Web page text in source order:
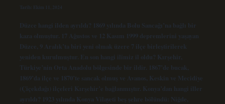
Tarih: Ekim 11, 2024
Düzce hangi ilden ayrıldı? 1869 yılında Bolu Sancağı’na bağlı bir
kaza olmuştur. 17 Ağustos ve 12 Kasım 1999 depremlerini yaşayan
Düzce, 9 Aralık’ta biri yeni olmak üzere 7 ilçe birleştirilerek
yeniden kurulmuştur. En son hangi ilimiz il oldu? Kırşehir,
Türkiye’nin Orta Anadolu bölgesinde bir ildir. 1867’de bucak,
1869’da ilçe ve 1870’te sancak olmuş ve Avanos, Keskin ve Mecidiye
(Çiçekdağı) ilçeleri Kırşehir’e bağlanmıştır. Konya’dan hangi iller
ayrıldı? 1923 yılında Konya Vilayeti beş şehre bölündü: Niğde,